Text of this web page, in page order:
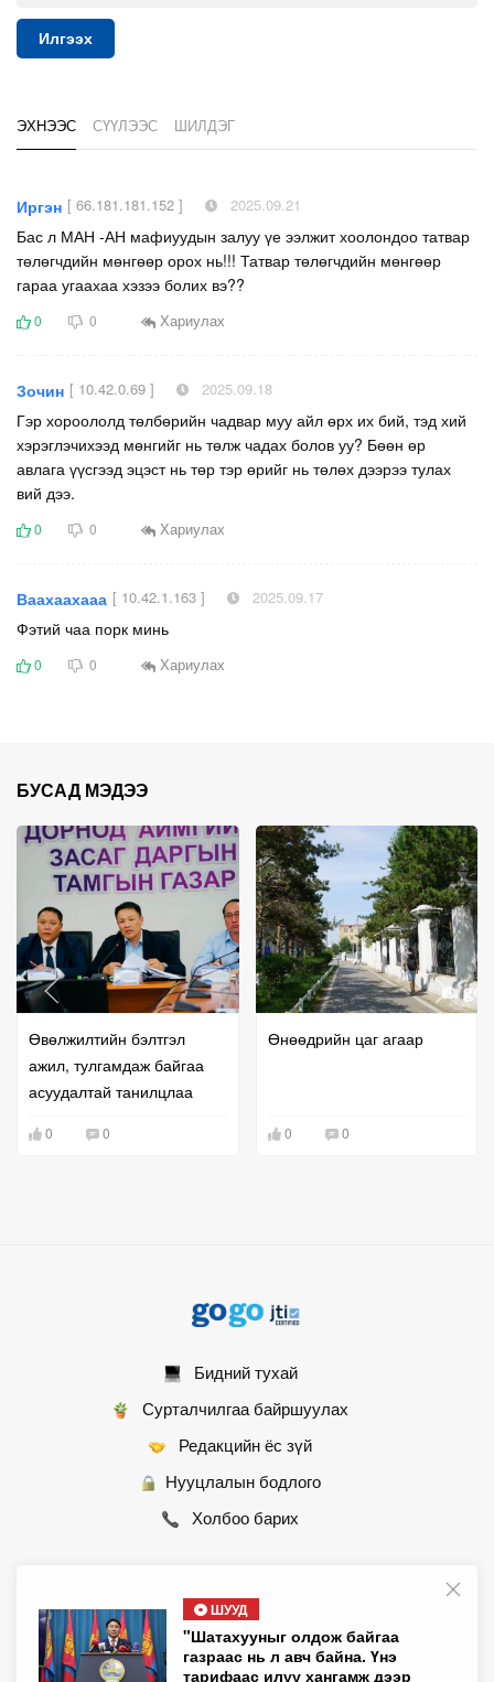
Илгээх
ЭХНЭЭС СҮҮЛЭЭС ШИЛДЭГ
Иргэн [ 66.181.181.152 ] 2025.09.21
Бас л МАН -АН мафиуудын залуу үе ээлжит хоолондоо татвар
төлөгчдийн мөнгөөр орох нь!!! Татвар төлөгчдийн мөнгөөр
гараа угаахаа хэзээ болих вэ??
0 0 Хариулах
Зочин [ 10.42.0.69 ] 2025.09.18
Гэр хороололд төлбөрийн чадвар муу айл өрх их бий, тэд хий
хэрэглэчихээд мөнгийг нь төлж чадах болов уу? Бөөн өр
авлага үүсгээд эцэст нь төр тэр өрийг нь төлөх дээрээ тулах
вий дээ.
0 0 Хариулах
Ваахаахааа [ 10.42.1.163 ] 2025.09.17
Фэтий чаа порк минь
0 0 Хариулах
ШУУД
"Шатахууныг олдож байгаа
газраас нь л авч байна. Үнэ
тарифаас илүү хангамж дээр
БУСАД МЭДЭЭ
Өвөлжилтийн бэлтгэл
ажил, тулгамдаж байгаа
асуудалтай танилцлаа
0 0
Өнөөдрийн цаг агаар
0 0
Бидний тухай
Сурталчилгаа байршуулах
Редакцийн ёс зүй
Нууцлалын бодлого
Холбоо барих
© 2007 - 2026 Монгол Контент ХХК • Бүх эрх хуулиар хамгаалагдсан